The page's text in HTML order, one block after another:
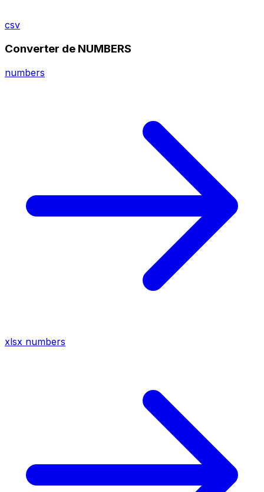
csv
Converter de NUMBERS
numbers
xlsx numbers